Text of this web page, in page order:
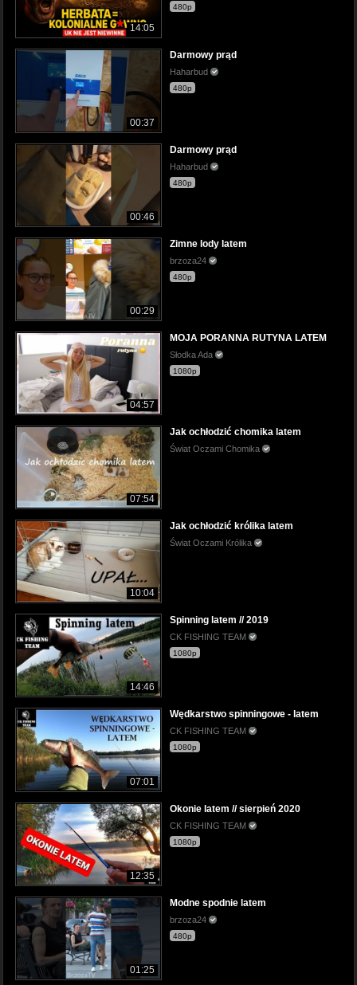
14:05
480p
00:37
Darmowy prąd
Haharbud
480p
00:46
Darmowy prąd
Haharbud
480p
00:29
Zimne lody latem
brzoza24
480p
04:57
MOJA PORANNA RUTYNA LATEM
Słodka Ada
1080p
07:54
Jak ochłodzić chomika latem
Świat Oczami Chomika
10:04
Jak ochłodzić królika latem
Świat Oczami Królika
14:46
Spinning latem // 2019
CK FISHING TEAM
1080p
07:01
Wędkarstwo spinningowe - latem
CK FISHING TEAM
1080p
12:35
Okonie latem // sierpień 2020
CK FISHING TEAM
1080p
01:25
Modne spodnie latem
brzoza24
480p